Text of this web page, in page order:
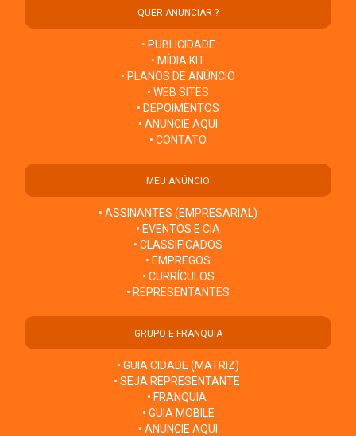
QUER ANUNCIAR ?
• PUBLICIDADE
• MÍDIA KIT
• PLANOS DE ANÚNCIO
• WEB SITES
• DEPOIMENTOS
• ANUNCIE AQUI
• CONTATO
MEU ANÚNCIO
• ASSINANTES (EMPRESARIAL)
• EVENTOS E CIA
• CLASSIFICADOS
• EMPREGOS
• CURRÍCULOS
• REPRESENTANTES
GRUPO E FRANQUIA
• GUIA CIDADE (MATRIZ)
• SEJA REPRESENTANTE
• FRANQUIA
• GUIA MOBILE
• ANUNCIE AQUI